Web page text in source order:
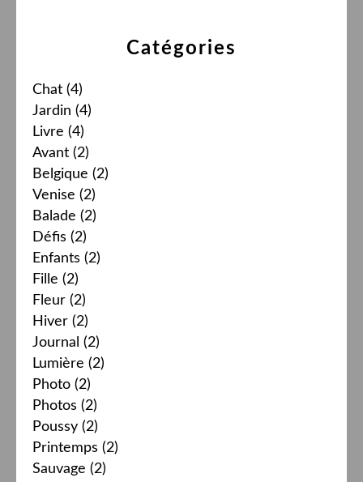
Catégories
Chat (4)
Jardin (4)
Livre (4)
Avant (2)
Belgique (2)
Venise (2)
Balade (2)
Défis (2)
Enfants (2)
Fille (2)
Fleur (2)
Hiver (2)
Journal (2)
Lumière (2)
Photo (2)
Photos (2)
Poussy (2)
Printemps (2)
Sauvage (2)